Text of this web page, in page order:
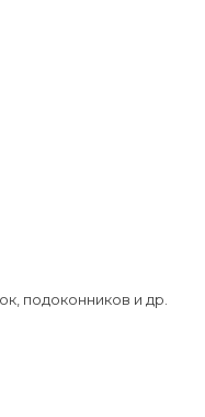
подоконников и др.